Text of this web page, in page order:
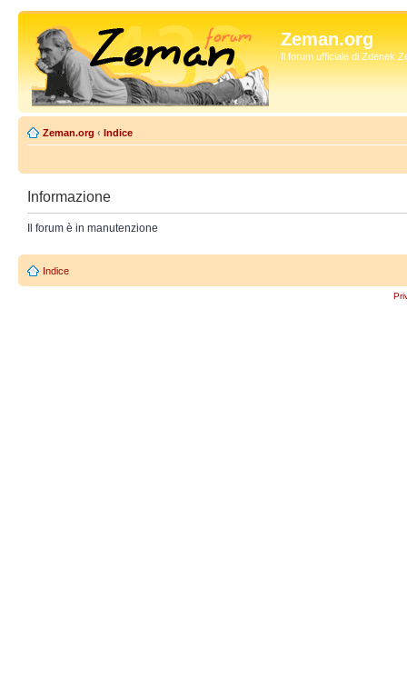
Zeman.org
Il forum ufficiale di Zdenek
Zeman.org ‹ Indice
Informazione
Il forum è in manutenzione
Indice